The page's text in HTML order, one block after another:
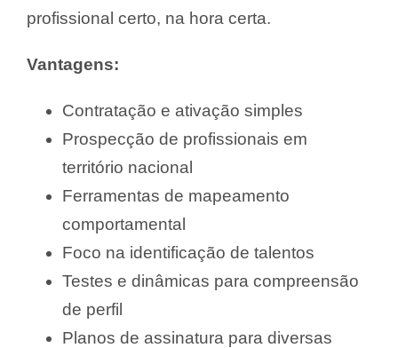
profissional certo, na hora certa.
Vantagens:
Contratação e ativação simples
Prospecção de profissionais em
território nacional
Ferramentas de mapeamento
comportamental
Foco na identificação de talentos
Testes e dinâmicas para compreensão
de perfil
Planos de assinatura para diversas